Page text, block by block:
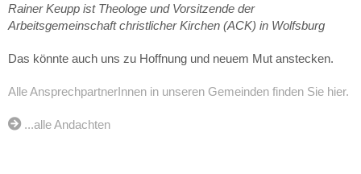
Rainer Keupp ist Theologe und Vorsitzende der
Arbeitsgemeinschaft christlicher Kirchen (ACK) in Wolfsburg
Das könnte auch uns zu Hoffnung und neuem Mut anstecken.
Alle AnsprechpartnerInnen in unseren Gemeinden finden Sie hier.
...alle Andachten